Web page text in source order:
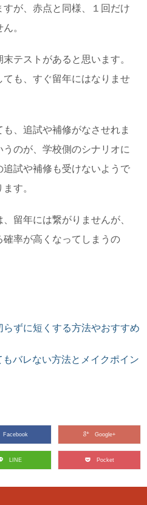
が、赤点と同様、１回だけ
。
テストがあると思います。
も、すぐ留年にはなりませ
、追試や補修がなさせれま
のが、学校側のシナリオに
試や補修も受けないようで
す。
留年には繋がりませんが、
率が高くなってしまうの
ずに短くする方法やおすすめ
バレない方法とメイクポイン
Facebook Google+
LINE Pocket